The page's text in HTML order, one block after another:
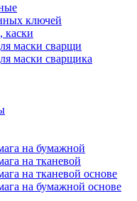
ключей
каски
маски сварщи
маски сварщика
на бумажной
на тканевой
на тканевой основе
на бумажной основе